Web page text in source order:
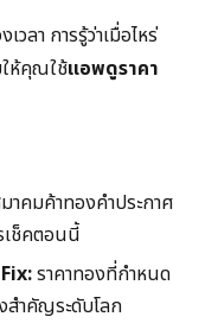
วลา การรู้ว่าเมื่อไหร่
ให้คุณใช้แอพดูราคา
าคมค้าทองคำประกาศ
เช็คตอนนี้
ราคาทองที่กำหนด
สำคัญระดับโลก